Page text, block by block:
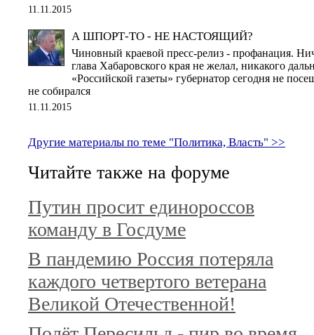
11.11.2015
А ШПОРТ-ТО - НЕ НАСТОЯЩИЙ?
Чиновный краевой пресс-релиз - профанация.
глава Хабаровского края не желал, никакого
«Российской газеты» губернатор сегодня не
не собирался
11.11.2015
Другие материалы по теме "Политика, Власть" >>
Читайте также на форуме
Путин просит единороссов
команду в Госдуме
В пандемию Россия потеряла
каждого четвертого ветерана
Великой Отечественной!